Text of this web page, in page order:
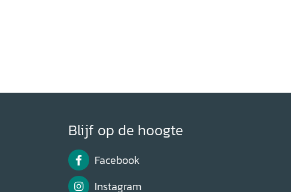
Blijf op de hoogte
Facebook
Instagram